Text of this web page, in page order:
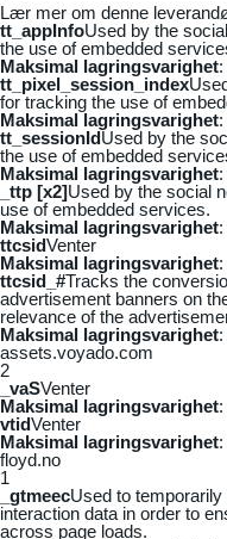
Lær mer om denne
tt_appInfoUsed by the
the use of embedded
Maksimal lagringsvarighet
tt_pixel_session_index
for tracking the use of
Maksimal lagringsvarighet
tt_sessionIdUsed by the
the use of embedded
Maksimal lagringsvarighet
_ttp [x2]Used by the social
use of embedded services.
Maksimal lagringsvarighet
ttcsidVenter
Maksimal lagringsvarighet
ttcsid_#Tracks the
advertisement banners on
relevance of the
Maksimal lagringsvarighet
assets.voyado.com
2
_vaSVenter
Maksimal lagringsvarighet
vtidVenter
Maksimal lagringsvarighet
floyd.no
1
_gtmeecUsed to
interaction data in order to
across page loads.